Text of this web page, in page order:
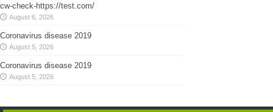
cw-check-https://test.com/
August 6, 2026
Coronavirus disease 2019
August 5, 2026
Coronavirus disease 2019
August 5, 2026